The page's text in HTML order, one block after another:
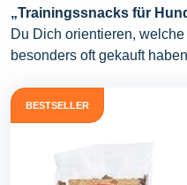
„Trainingssnacks für
Du Dich orientieren,
besonders oft gekauft
BESTSELLER